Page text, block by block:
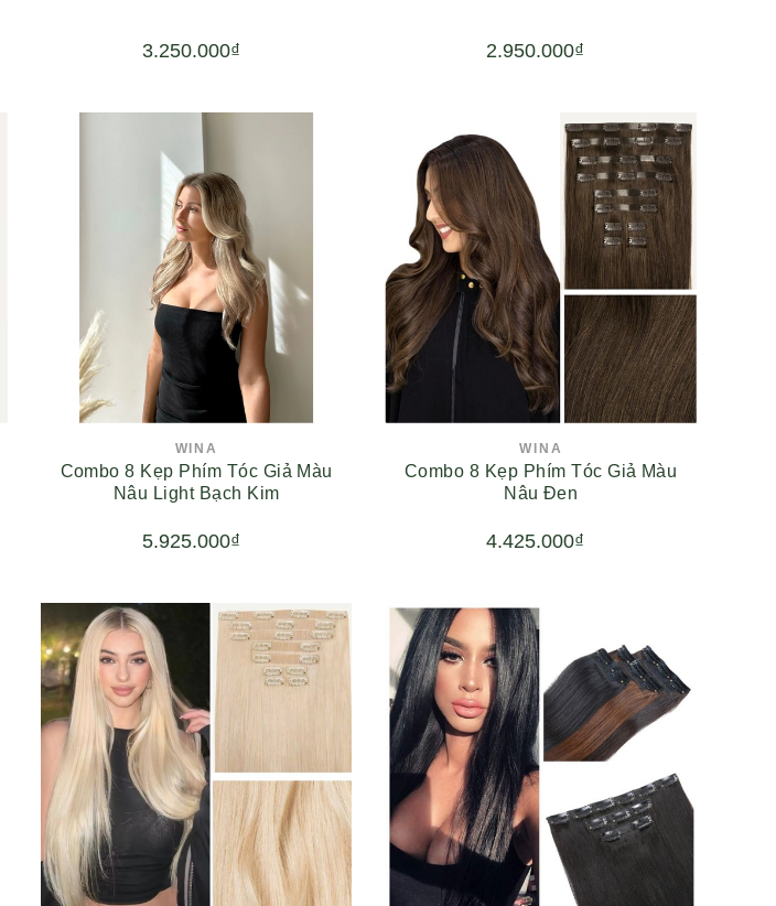
3.250.000₫ 2.950.000₫
WINA
Combo 8 Kẹp Phím Tóc Giả Màu
Nâu Light Bạch Kim
5.925.000₫
WINA
Combo 8 Kẹp Phím Tóc Giả Màu
Nâu Đen
4.425.000₫